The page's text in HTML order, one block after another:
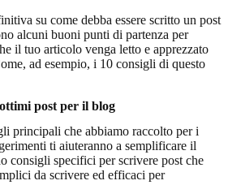
su come debba essere scritto un post
alcuni buoni punti di partenza per
il tuo articolo venga letto e apprezzato
ad esempio, i 10 consigli di questo
post per il blog
principali che abbiamo raccolto per i
ti aiuteranno a semplificare il
consigli specifici per scrivere post che
da scrivere ed efficaci per